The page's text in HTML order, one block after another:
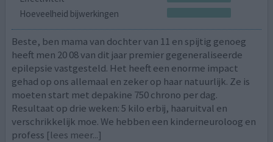
Hoeveelheid bijwerkingen
Beste, ben mama van dochter van 11 en spijtig genoeg
heeft men 20 08 van dit jaar premier gegeneraliseerde
epilepsie vastgesteld. Het heeft een enorme impact
gehad op ons allemaal en zeker op haar natuurlijk. Ze is
moeten start met depakine 750 chrono per dag.
Resultaat op drie weken: 5 kilo erbij, haaruitval en
verschrikkelijk moe. We hebben een kinderneuroloog en
profess [lees meer...]